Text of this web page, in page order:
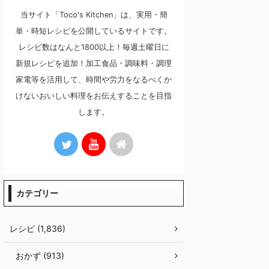
当サイト「Toco's Kitchen」は、実用・簡
単・時短レシピを公開しているサイトです。
レシピ数はなんと1800以上！毎週土曜日に
新規レシピを追加！加工食品・調味料・調理
家電等を活用して、時間や労力をなるべくか
けないおいしい料理をお伝えすることを目指
します。
カテゴリー
レシピ (1,836)
おかず (913)